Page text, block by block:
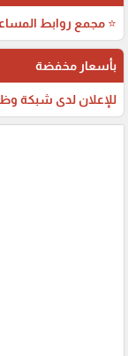
⭐ مجمع روابط
بأسعار مخفضة
للإعلان لدى شبكة وظفني